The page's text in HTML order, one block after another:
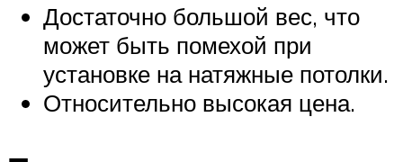
Достаточно большой вес, что
может быть помехой при
установке на натяжные потолки.
Относительно высокая цена.